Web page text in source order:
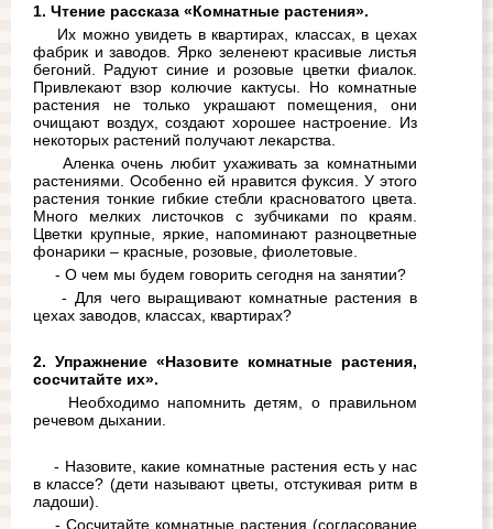
1. Чтение рассказа «Комнатные растения».
Их можно увидеть в квартирах, классах, в цехах
фабрик и заводов. Ярко зеленеют красивые листья
бегоний. Радуют синие и розовые цветки фиалок.
Привлекают взор колючие кактусы. Но комнатные
растения не только украшают помещения, они
очищают воздух, создают хорошее настроение. Из
некоторых растений получают лекарства.
Аленка очень любит ухаживать за комнатными
растениями. Особенно ей нравится фуксия. У этого
растения тонкие гибкие стебли красноватого цвета.
Много мелких листочков с зубчиками по краям.
Цветки крупные, яркие, напоминают разноцветные
фонарики – красные, розовые, фиолетовые.
- О чем мы будем говорить сегодня на занятии?
- Для чего выращивают комнатные растения в
цехах заводов, классах, квартирах?
2. Упражнение «Назовите комнатные растения,
сосчитайте их».
Необходимо напомнить детям, о правильном
речевом дыхании.
- Назовите, какие комнатные растения есть у нас
в классе? (дети называют цветы, отстукивая ритм в
ладоши).
- Сосчитайте комнатные растения (согласование